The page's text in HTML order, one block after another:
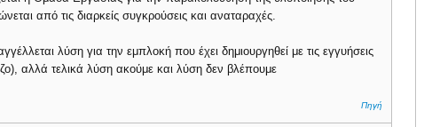
από τις διαρκείς συγκρούσεις και αναταραχές.
λύση για την εμπλοκή που έχει δημιουργηθεί με τις εγγυήσεις
αλλά τελικά λύση ακούμε και λύση δεν βλέπουμε
Πηγή